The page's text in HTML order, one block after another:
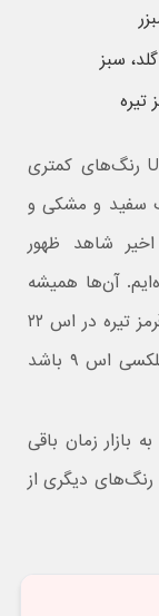
اما در بین سه مدل این خانواده، مدل Ultra رنگ‌های کمتری
سفید و مشکی و
شاهد ظهور
آن‌ها همیشه
تن روشنی داشتند. اما به نظر می‌رسد رنگ قرمز تیره در اس ۲۲
اولترا چیزی شبیه به رنگ بورگوندی گوشی گلکسی اس ۹ باشد
بازار زمان باقی
دیگری از